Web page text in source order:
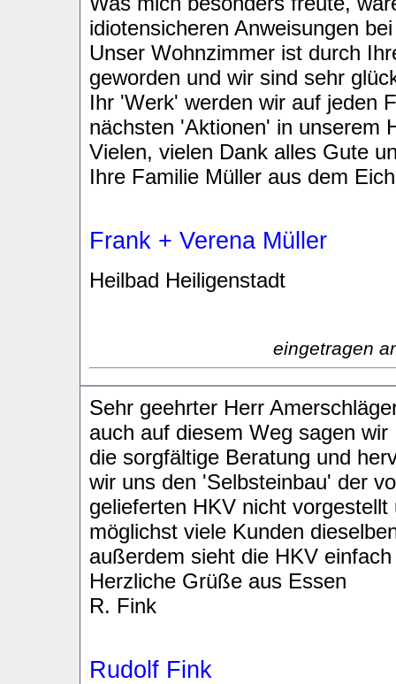
idiotensicheren Anweisungen
Unser Wohnzimmer ist durch
geworden und wir sind sehr
Ihr 'Werk' werden wir auf jeden
nächsten 'Aktionen' in unserem
Vielen, vielen Dank alles Gute
Ihre Familie Müller aus dem
Frank + Verena Müller
Heilbad Heiligenstadt
eingetragen
Sehr geehrter Herr
auch auf diesem Weg sagen
die sorgfältige Beratung und
wir uns den 'Selbsteinbau' der
gelieferten HKV nicht
möglichst viele Kunden
außerdem sieht die HKV
Herzliche Grüße aus Essen
R. Fink
Rudolf Fink